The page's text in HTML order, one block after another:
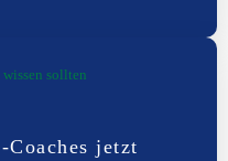
Coaches jetzt